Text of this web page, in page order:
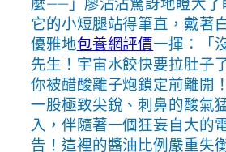
它的小短腿站得筆直，戴著
優雅地包養網評價一揮：「
先生！宇宙水餃快要拉肚子
你被醋酸離子炮鎖定前離開
一股極致尖銳、刺鼻的酸氣
入，伴隨著一個狂妄自大的
告！這裡的醬油比例嚴重失